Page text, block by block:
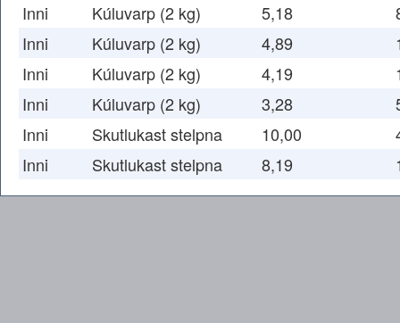
Inni
Kúluvarp (2 kg) 5,18
Inni
Kúluvarp (2 kg) 4,89
Inni
Kúluvarp (2 kg) 4,19
Inni
Kúluvarp (2 kg) 3,28
Inni
Skutlukast stelpna 10,00
Inni
Skutlukast stelpna 8,19